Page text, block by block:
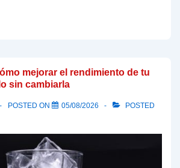
mejorar el rendimiento de tu
sin cambiarla
POSTED ON 05/08/2026
POSTED